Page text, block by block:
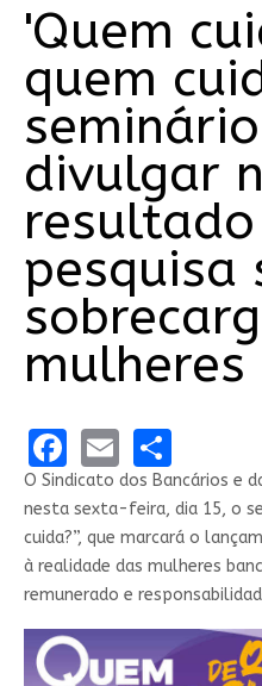
'Quem
quem
divulgar
pesquisa
Facebook
EmailShare
O Sindicato dos Bancários e
nesta sexta-feira, dia 15, o
cuida?”, que marcará o
à realidade das mulheres
remunerado e